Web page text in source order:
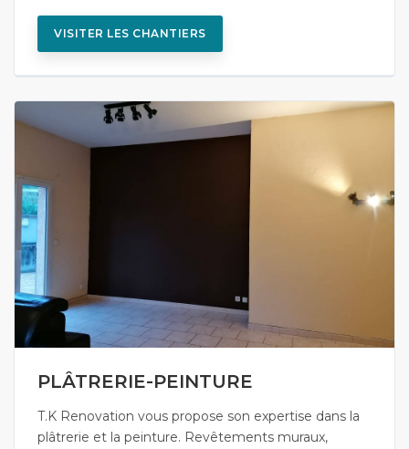
VISITER LES CHANTIERS
PLÂTRERIE-PEINTURE
T.K Renovation vous propose son expertise dans la
plâtrerie et la peinture. Revêtements muraux,